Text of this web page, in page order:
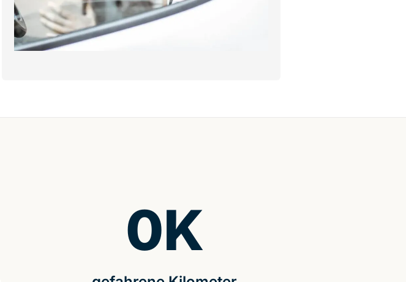
0K